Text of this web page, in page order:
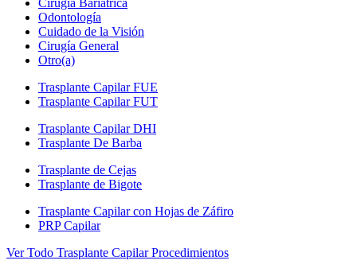
Cirugía Bariátrica
Odontología
Cuidado de la Visión
Cirugía General
Otro(a)
Trasplante Capilar FUE
Trasplante Capilar FUT
Trasplante Capilar DHI
Trasplante De Barba
Trasplante de Cejas
Trasplante de Bigote
Trasplante Capilar con Hojas de Záfiro
PRP Capilar
Ver Todo Trasplante Capilar Procedimientos